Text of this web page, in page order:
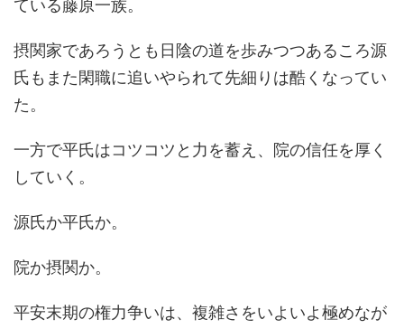
ている藤原一族。
摂関家であろうとも日陰の道を歩みつつあるころ源
氏もまた閑職に追いやられて先細りは酷くなってい
た。
一方で平氏はコツコツと力を蓄え、院の信任を厚く
していく。
源氏か平氏か。
院か摂関か。
平安末期の権力争いは、複雑さをいよいよ極めなが